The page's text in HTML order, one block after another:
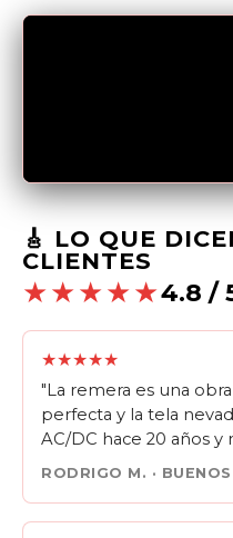
🎸 LO QUE
CLIENTES
★★★★★4.8 /
★★★★★
"La remera es una
perfecta y la tela
AC/DC hace 20 años y
RODRIGO M. ·